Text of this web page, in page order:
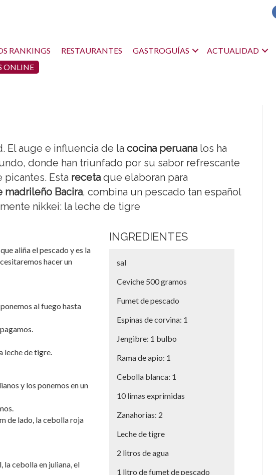
RANKINGS RESTAURANTES GASTROGUÍAS ACTUALIDAD
ONLINE
El auge e influencia de la cocina peruana los ha
donde han triunfado por su sabor refrescante
Esta receta que elaboran para
madrileño Bacira, combina un pescado tan español
nikkei: la leche de tigre
INGREDIENTES
sal
Ceviche 500 gramos
Fumet de pescado
Espinas de corvina: 1
Jengibre: 1 bulbo
Rama de apio: 1
Cebolla blanca: 1
10 limas exprimidas
Zanahorias: 2
Leche de tigre
2 litros de agua
1 litro de fumet de pescado
aliña el pescado y es la
hacer un
al fuego hasta
leche de tigre.
y los ponemos en un
de lado, la cebolla roja
la cebolla en juliana, el